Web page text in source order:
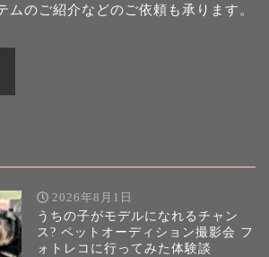
ムのご紹介などのご依頼も承ります。
2026年8月1日
うちの子がモデルになれるチャン
ス? ペットオーディション撮影会 フ
ォトレコに行ってみた体験談